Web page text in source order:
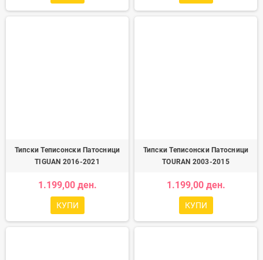
Типски Теписонски Патосници
TIGUAN 2016-2021
1.199,00 ден.
КУПИ
Типски Теписонски Патосници
TOURAN 2003-2015
1.199,00 ден.
КУПИ